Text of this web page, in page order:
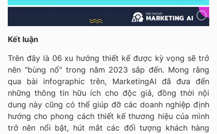
Kết luận
Trên đây là 06 xu hướng thiết kế được kỳ vọng sẽ trở
nên "bùng nổ" trong năm 2023 sắp đến. Mong rằng
qua bài infographic trên, MarketingAI đã đưa đến
những thông tin hữu ích cho độc giả, đồng thời nội
dung này cũng có thể giúp đỡ các doanh nghiệp định
hướng cho phong cách thiết kế thương hiệu của mình
trở nên nổi bật, hút mắt các đối tượng khách hàng